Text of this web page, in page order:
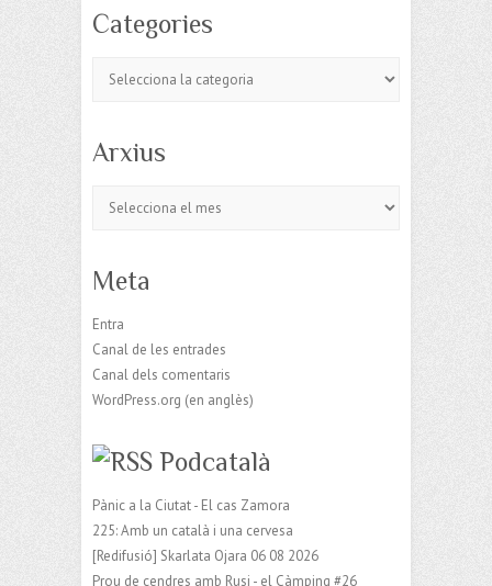
Categories
Arxius
Meta
Entra
Canal de les entrades
Canal dels comentaris
WordPress.org (en anglès)
Podcatalà
Pànic a la Ciutat - El cas Zamora
225: Amb un català i una cervesa
[Redifusió] Skarlata Ojara 06 08 2026
Prou de cendres amb Rusi - el Càmping #26